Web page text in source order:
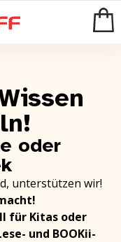
oder
unterstützen wir!
für Kitas oder
und BOOKii-